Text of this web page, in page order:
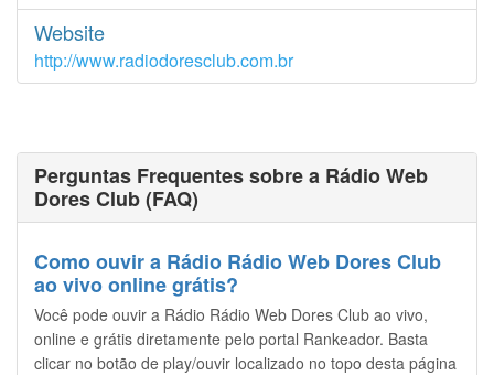
Website
http://www.radiodoresclub.com.br
Perguntas Frequentes sobre a Rádio Web
Dores Club (FAQ)
Como ouvir a Rádio Rádio Web Dores Club
ao vivo online grátis?
Você pode ouvir a Rádio Rádio Web Dores Club ao vivo,
online e grátis diretamente pelo portal Rankeador. Basta
clicar no botão de play/ouvir localizado no topo desta página